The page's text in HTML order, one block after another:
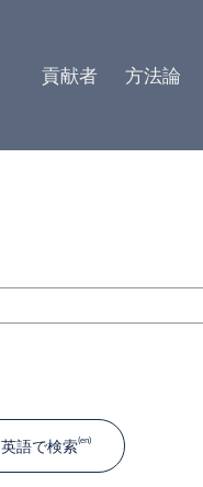
貢献者 方法論
英語で検索